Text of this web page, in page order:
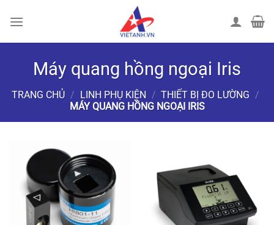
đến
Máy quang hồng ngoại Iris
TRANG CHỦ / LINH PHỤ KIỆN / THIẾT BỊ ĐO LƯỜNG /
MÁY QUANG HỒNG NGOẠI IRIS